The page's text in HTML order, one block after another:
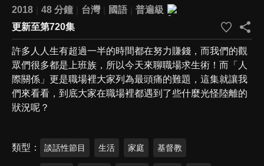
2018
48 分鐘 台灣 國語
普遍級
更新至第720集
許多人人生有超過一半的時間都在努力賺錢，而我們的觀
眾們很多都是上班族，所以今天來聊職場求生術！而「人
際關係」更是職場裡大家列為最頭痛的難題，這集就讓我
們來看看，到底大家在職場裡都遇到了些什麼光怪陸離的
狀況呢？
類型 談話性節目 生活 家庭 基督教